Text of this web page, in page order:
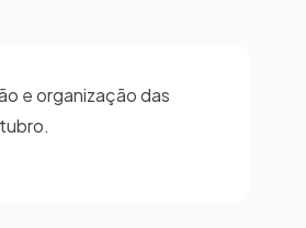
e organização das